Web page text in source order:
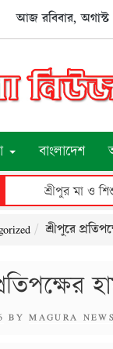
আজ রবিবার,
বাংলাদেশ
শ্রীপুর মা ও
শ্রীপুরে
BYMAGURA NEWS